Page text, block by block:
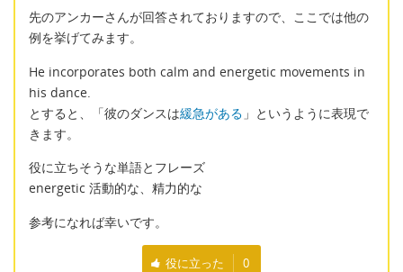
先のアンカーさんが回答されておりますので、ここでは他の
例を挙げてみます。
He incorporates both calm and energetic movements in
his dance.
とすると、「彼のダンスは緩急がある 」というように表現で
きます。
役に立ちそうな単語とフレーズ
energetic 活動的な、精力的な
参考になれば幸いです。
役に立った 0